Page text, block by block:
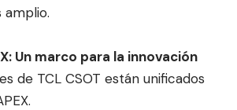
amplio.
Un marco para la innovación
de TCL CSOT están unificados